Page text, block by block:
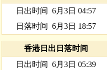
日出时间 6月3日 04:57
日落时间 6月3日 18:57
香港日出日落时间
日出时间 6月3日 05:39